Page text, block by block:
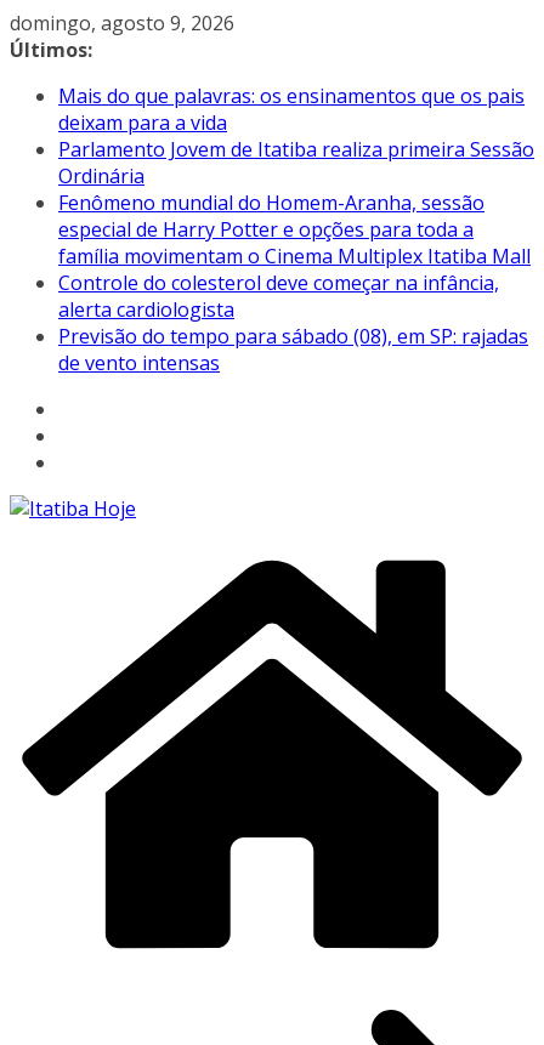
Pular
para
conteúdo
domingo, agosto 9, 2026
Últimos:
Mais do que palavras: os ensinamentos que os pais
deixam para a vida
Parlamento Jovem de Itatiba realiza primeira Sessão
Ordinária
Fenômeno mundial do Homem-Aranha, sessão
especial de Harry Potter e opções para toda a
família movimentam o Cinema Multiplex Itatiba Mall
Controle do colesterol deve começar na infância,
alerta cardiologista
Previsão do tempo para sábado (08), em SP: rajadas
de vento intensas